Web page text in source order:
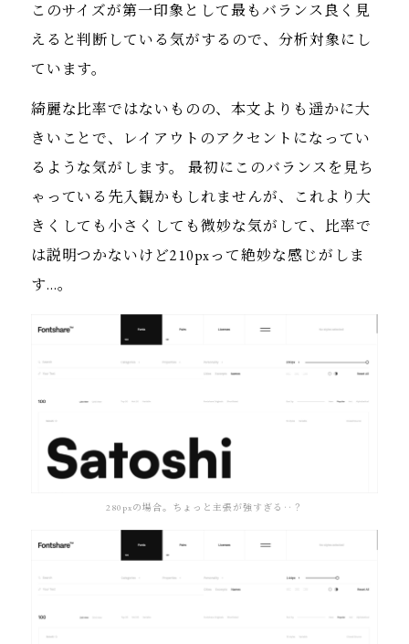
このサイズが第一印象として最もバランス良く見
えると判断している気がするので、分析対象にし
ています。
綺麗な比率ではないものの、本文よりも遥かに大
きいことで、レイアウトのアクセントになってい
るような気がします。 最初にこのバランスを見ち
ゃっている先入観かもしれませんが、これより大
きくしても小さくしても微妙な気がして、比率で
は説明つかないけど210pxって絶妙な感じがしま
す…。
280pxの場合。ちょっと主張が強すぎる‥？